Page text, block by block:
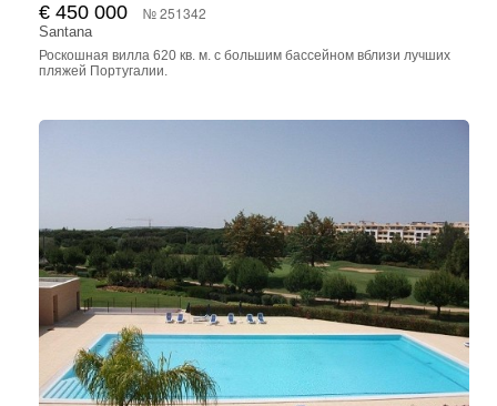
€ 450 000 № 251342
Santana
Роскошная вилла 620 кв. м. с большим бассейном вблизи лучших
пляжей Португалии.